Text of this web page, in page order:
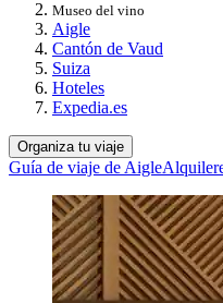
Museo del vino
Aigle
Cantón de Vaud
Suiza
Hoteles
Expedia.es
Organiza tu viaje
Guía de viaje de Aigle